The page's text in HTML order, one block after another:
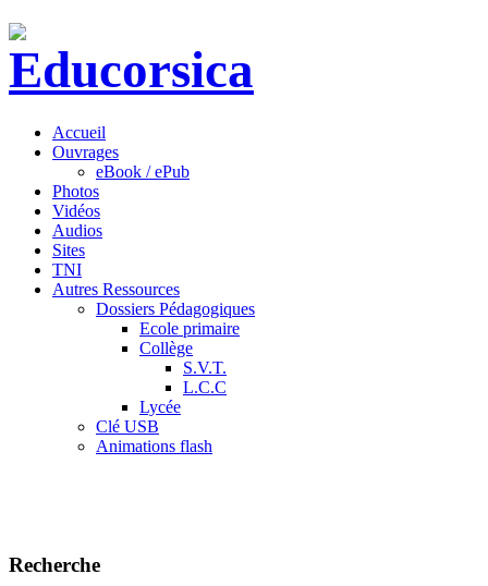
Accueil
Ouvrages
eBook / ePub
Photos
Vidéos
Audios
Sites
TNI
Autres Ressources
Dossiers Pédagogiques
Ecole primaire
Collège
S.V.T.
L.C.C
Lycée
Clé USB
Animations flash
Recherche